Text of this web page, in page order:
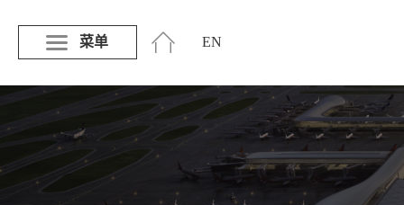
菜单 EN